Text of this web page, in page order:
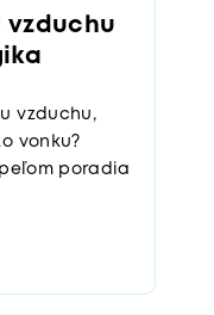
vzduchu
vzduchu,
vonku?
poradia